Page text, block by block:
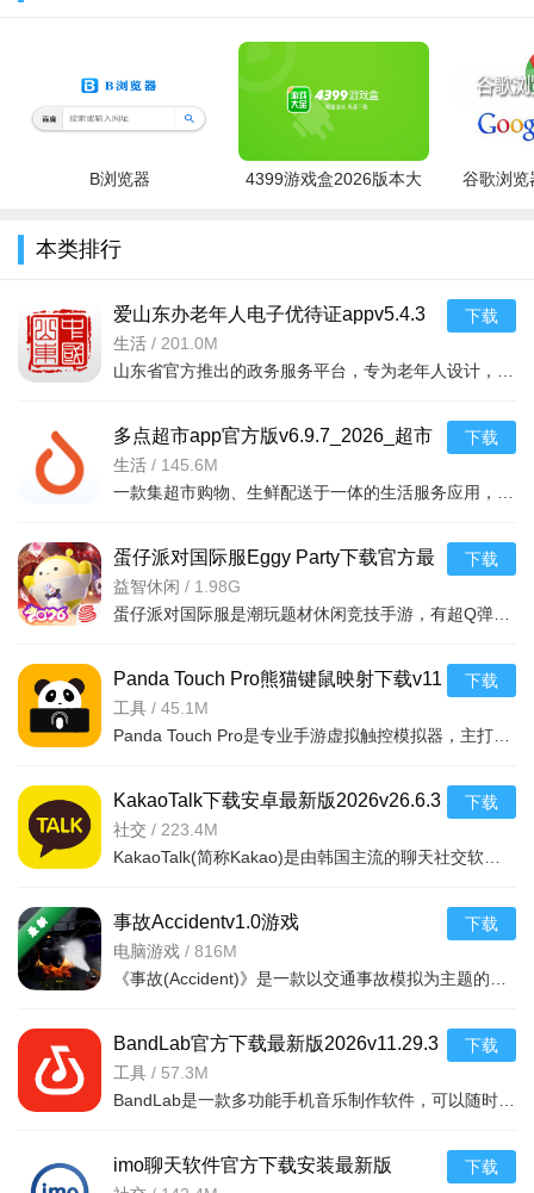
B浏览器
4399游戏盒2026版本大
谷歌浏览
本类排行
爱山东办老年人电子优待证appv5.4.3
2026手机版
生活 / 201.0M
下载
多点超市app官方版v6.9.7_2026_超市
生活 / 145.6M
下载
蛋仔派对国际服Eggy Party下载官方最
新版v1.0.218安卓版
益智休闲 / 1.98G
下载
Panda Touch Pro熊猫键鼠映射下载v11
官方最新版本
工具 / 45.1M
下载
KakaoTalk下载安卓最新版2026v26.6.3
安卓版
社交 / 223.4M
下载
事故Accidentv1.0游戏
电脑游戏 / 816M
下载
BandLab官方下载最新版2026v11.29.3
安卓版
工具 / 57.3M
下载
imo聊天软件官方下载安装最新版
下载